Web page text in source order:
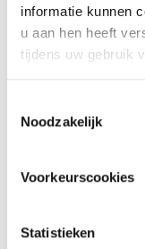
informatie kunnen
u aan hen heeft
tijdens uw gebruik
Selection
Noodzakelijk
Voorkeurscookies
Statistieken
boodschap na
het brein
de vaste route
Buitenreclame
58%
het zien
dan